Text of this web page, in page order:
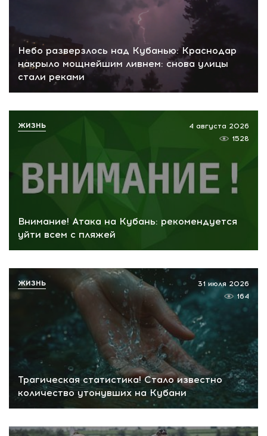
Небо разверзлось над Кубанью: Краснодар
накрыло мощнейшим ливнем: снова улицы
стали реками
Внимание! Атака на Кубань: рекомендуется
уйти всем с пляжей
4 августа 2026
1528
ЖИЗНЬ
Трагическая статистика! Стало известно
количество утонувших на Кубани
31 июля 2026
164
ЖИЗНЬ